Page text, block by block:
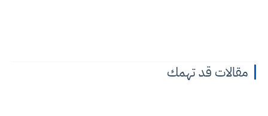
مقالات قد تهمك